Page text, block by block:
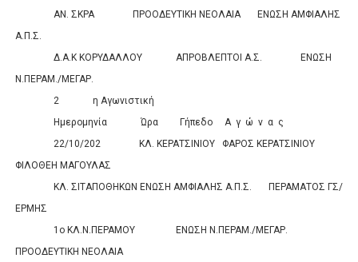
ΑΝ. ΣΚΡΑ
ΠΡΟΟΔΕΥΤΙΚΗ ΝΕΟΛΑΙΑ
ΕΝΩΣΗ ΑΜΦΙΑΛΗΣ
Α.Π.Σ.
Δ.Α.Κ ΚΟΡΥΔΑΛΛΟΥ
ΑΠΡΟΒΛΕΠΤΟΙ Α.Σ.
ΕΝΩΣΗ
Ν.ΠΕΡΑΜ./ΜΕΓΑΡ.
2
η Αγωνιστική
Ημερομηνία
Ώρα Γήπεδο Α γ ώ ν α ς
22/10/202
ΚΛ. ΚΕΡΑΤΣΙΝΙΟΥ
ΦΑΡΟΣ ΚΕΡΑΤΣΙΝΙΟΥ
ΦΙΛΟΘΕΗ ΜΑΓΟΥΛΑΣ
ΚΛ. ΣΙΤΑΠΟΘΗΚΩΝ ΕΝΩΣΗ ΑΜΦΙΑΛΗΣ Α.Π.Σ.
ΠΕΡΑΜΑΤΟΣ ΓΣ/
ΕΡΜΗΣ
1ο ΚΛ.Ν.ΠΕΡΑΜΟΥ
ΕΝΩΣΗ Ν.ΠΕΡΑΜ./ΜΕΓΑΡ.
ΠΡΟΟΔΕΥΤΙΚΗ ΝΕΟΛΑΙΑ